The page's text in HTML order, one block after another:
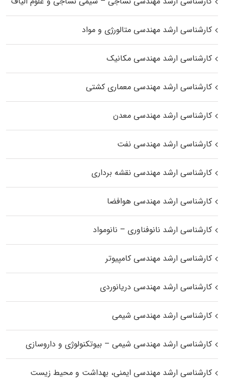
کارشناسی ارشد مهندسی متالورژی و مواد
کارشناسی ارشد مهندسی مکانیک
کارشناسی ارشد مهندسی معماری کشتی
کارشناسی ارشد مهندسی معدن
کارشناسی ارشد مهندسی نفت
کارشناسی ارشد مهندسی نقشه برداری
کارشناسی ارشد مهندسی هوافضا
کارشناسی ارشد نانوفناوری – نانومواد
کارشناسی ارشد مهندسی کامپیوتر
کارشناسی ارشد مهندسی دریانوردی
کارشناسی ارشد مهندسی شیمی
کارشناسی ارشد مهندسی شیمی – بیوتکنولوژی و داروسازی
کارشناسی ارشد مهندسی ایمنی، بهداشت و محیط زیست